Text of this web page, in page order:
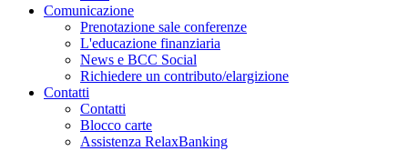
Comunicazione
Prenotazione sale conferenze
L'educazione finanziaria
News e BCC Social
Richiedere un contributo/elargizione
Contatti
Contatti
Blocco carte
Assistenza RelaxBanking